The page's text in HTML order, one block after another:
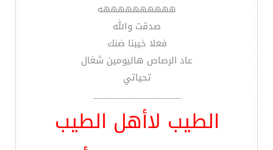
ههههههههههه
صدقت والله
فعلا خيبنا ضنك
عاد الرصاص هاليومين شغال
تحياتي
__________________
الطيب لاأهل الطيب